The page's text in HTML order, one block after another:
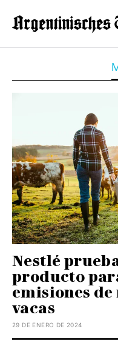
Nestlé
producto
emisiones de
vacas
29 DE ENERO DE 2024